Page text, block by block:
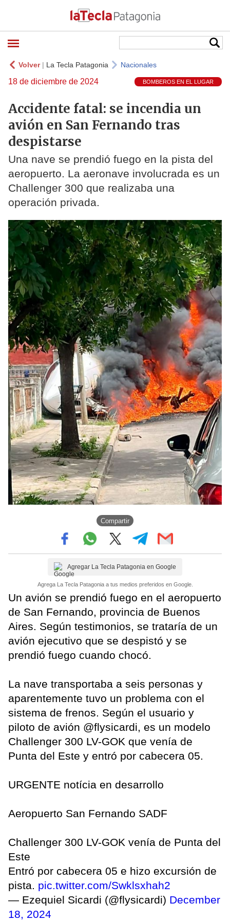
Volver| La Tecla Patagonia Nacionales
18 de diciembre de 2024 BOMBEROS EN EL LUGAR
Accidente fatal: se incendia un
avión en San Fernando tras
despistarse
Una nave se prendió fuego en la pista del
aeropuerto. La aeronave involucrada es un
Challenger 300 que realizaba una
operación privada.
Compartir
Agregar La Tecla Patagonia en Google
Agrega La Tecla Patagonia a tus medios preferidos en Google.
Un avión se prendió fuego en el aeropuerto
de San Fernando, provincia de Buenos
Aires. Según testimonios, se trataría de un
avión ejecutivo que se despistó y se
prendió fuego cuando chocó.
La nave transportaba a seis personas y
aparentemente tuvo un problema con el
sistema de frenos. Según el usuario y
piloto de avión @flysicardi, es un modelo
Challenger 300 LV-GOK que venía de
Punta del Este y entró por cabecera 05.
URGENTE notícia en desarrollo
Aeropuerto San Fernando SADF
Challenger 300 LV-GOK venía de Punta del
Este
Entró por cabecera 05 e hizo excursión de
pista. pic.twitter.com/Swklsxhah2
— Ezequiel Sicardi (@flysicardi) December
18, 2024